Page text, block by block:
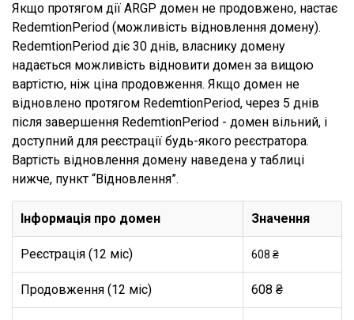
Якщо протягом дії ARGP домен не продовжено, настає
RedemtionPeriod (можливість відновлення домену).
RedemtionPeriod діє 30 днів, власнику домену
надається можливість відновити домен за вищою
вартістю, ніж ціна продовження. Якщо домен не
відновлено протягом RedemtionPeriod, через 5 днів
після завершення RedemtionPeriod - домен вільний, і
доступний для реєстрації будь-якого реєстратора.
Вартість відновлення домену наведена у таблиці
нижче, пункт “Відновлення”.
Інформація про домен Значення
Реєстрація (12 міс) 608 ₴
Продовження (12 міс) 608 ₴